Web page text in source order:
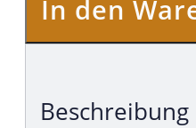
In den
Beschreibung